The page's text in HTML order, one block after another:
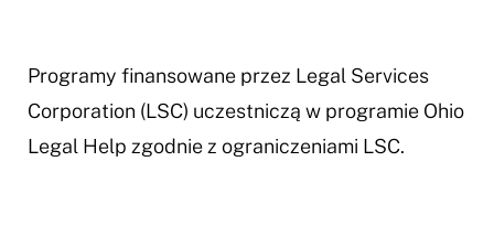
Programy finansowane przez Legal Services
Corporation (LSC) uczestniczą w programie Ohio
Legal Help zgodnie z ograniczeniami LSC.